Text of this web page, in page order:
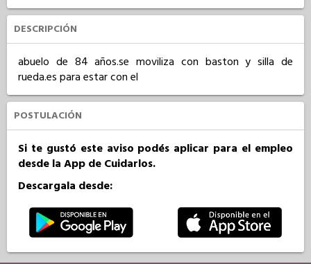
DESCRIPCIÓN
abuelo de 84 años.se moviliza con baston y silla de
rueda.es para estar con el
POSTULACIÓN
Si te gustó este aviso podés aplicar para el empleo
desde la App de Cuidarlos.
Descargala desde: